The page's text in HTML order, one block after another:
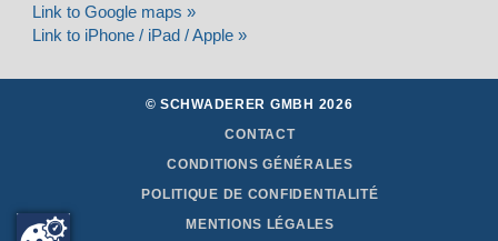
Link to Google maps »
Link to iPhone / iPad / Apple »
© SCHWADERER GMBH 2026
CONTACT
CONDITIONS GÉNÉRALES
POLITIQUE DE CONFIDENTIALITÉ
MENTIONS LÉGALES